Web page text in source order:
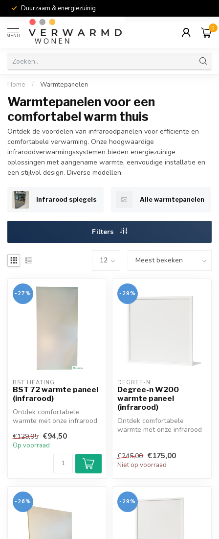
Duurzaam & energiezuinig
MENU
0
Home / Warmtepanelen
Warmtepanelen voor een
comfortabel warm thuis
Ontdek de voordelen van infraroodpanelen voor efficiënte en
comfortabele verwarming. Onze hoogwaardige
infraroodverwarmingssystemen bieden energiezuinige
oplossingen met aangename warmte, eenvoudige installatie en
een stijlvol design. Diverse modellen.
Infrarood spiegels Alle warmtepanelen
Filters
-27%
BST HEATING
BST 72 warmte paneel
(infrarood)
Ontdek comfortabele
warmte met onze infrarood
eenvoudig te i...
€129,95 €94,50
Op voorraad
-29%
DEGREE-N
Degree-n W200
warmte paneel
(infrarood)
Ontdek comfortabele
warmte met onze infrarood
€245,00 €175,00
Niet op voorraad
-26% -29%